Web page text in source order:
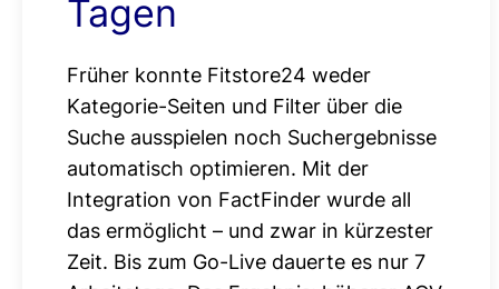
Tagen
Früher konnte Fitstore24 weder
Kategorie-Seiten und Filter über die
Suche ausspielen noch Suchergebnisse
automatisch optimieren. Mit der
Integration von FactFinder wurde all
das ermöglicht – und zwar in kürzester
Zeit. Bis zum Go-Live dauerte es nur 7